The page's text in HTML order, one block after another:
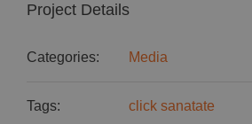
Project Details
Categories: Media
Tags: click sanatate